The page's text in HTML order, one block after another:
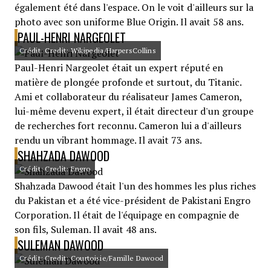
également été dans l'espace. On le voit d'ailleurs sur la
photo avec son uniforme Blue Origin. Il avait 58 ans.
PAUL-HENRI NARGEOLET
Crédit: Credit: Wikipedia/HarpersCollins
Paul-Henri Nargeolet était un expert réputé en
matière de plongée profonde et surtout, du Titanic.
Ami et collaborateur du réalisateur James Cameron,
lui-même devenu expert, il était directeur d'un groupe
de recherches fort reconnu. Cameron lui a d'ailleurs
rendu un vibrant hommage. Il avait 73 ans.
SHAHZADA DAWOOD
Crédit: Credit: Engro
Shahzada Dawood était l'un des hommes les plus riches
du Pakistan et a été vice-président de Pakistani Engro
Corporation. Il était de l'équipage en compagnie de
son fils, Suleman. Il avait 48 ans.
SULEMAN DAWOOD
Crédit: Credit: Courtoisie/Famille Dawood